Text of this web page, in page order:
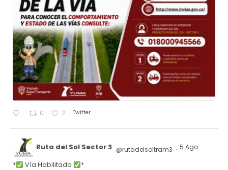
0 2 Twitter
Ruta del Sol Sector 3 @rutadelsoltram3 · 5 Ago
* Vía Habilitada
*